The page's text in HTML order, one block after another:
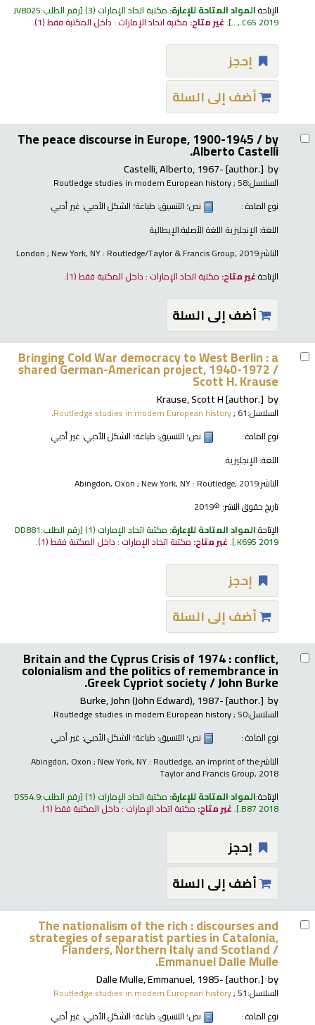
الإتاحة:المواد المتاحة للإعارة: مكتبة اتحاد الإمارات (3) رقم الطلب:JV8025
.C65 2019, ..
.غير متاح:مكتبة اتحاد الإمارات : داخل المكتبة فقط(1).
إحجز
أضف إلى السلة
The peace discourse in Europe, 1900-1945 /by
Alberto Castelli.
by
Castelli, Alberto, 1967-[author.]
السلاسل: Routledge studies in modern European history; 58
نوع المادة :
نص؛ التنسيق: طباعة؛ الشكل الأدبي: غير أدبي
اللغة: الإنجليزية اللغة الأصلية:الإيطالية
الناشر:London ; New York, NY : Routledge/Taylor & Francis Group, 2019
الإتاحة:غير متاح: مكتبة اتحاد الإمارات : داخل المكتبة فقط(1).
أضف إلى السلة
Bringing Cold War democracy to West Berlin : a
shared German-American project, 1940-1972 /
Scott H. Krause
by
Krause, Scott H[author.]
السلاسل: Routledge studies in modern European history; 61.
نوع المادة :
نص؛ التنسيق: طباعة؛ الشكل الأدبي: غير أدبي
اللغة: الإنجليزية
الناشر:Abingdon, Oxon ; New York, NY : Routledge, 2019
تاريخ حقوق النشر: ©2019
الإتاحة:المواد المتاحة للإعارة: مكتبة اتحاد الإمارات (1) رقم الطلب:DD881
.K695 2019
.غير متاح: مكتبة اتحاد الإمارات : داخل المكتبة فقط(1).
إحجز
أضف إلى السلة
Britain and the Cyprus Crisis of 1974 : conflict,
colonialism and the politics of remembrance in
Greek Cypriot society /John Burke.
by
Burke, John (John Edward), 1987-[author.]
السلاسل: Routledge studies in modern European history; 50.
نوع المادة :
نص؛ التنسيق: طباعة؛ الشكل الأدبي: غير أدبي
الناشر:Abingdon, Oxon ; New York, NY : Routledge, an imprint of the
Taylor and Francis Group, 2018
الإتاحة:المواد المتاحة للإعارة: مكتبة اتحاد الإمارات (1) رقم الطلب:DS54.9
.B87 2018
.غير متاح: مكتبة اتحاد الإمارات : داخل المكتبة فقط(1).
إحجز
أضف إلى السلة
The nationalism of the rich : discourses and
strategies of separatist parties in Catalonia,
Flanders, Northern Italy and Scotland /
Emmanuel Dalle Mulle.
by
Dalle Mulle, Emmanuel, 1985-[author.]
السلاسل: Routledge studies in modern European history; 51
نوع المادة :
نص؛ التنسيق: طباعة؛ الشكل الأدبي: غير أدبي